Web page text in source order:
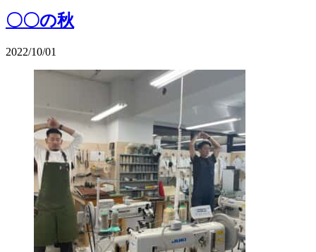
〇〇の秋
2022/10/01